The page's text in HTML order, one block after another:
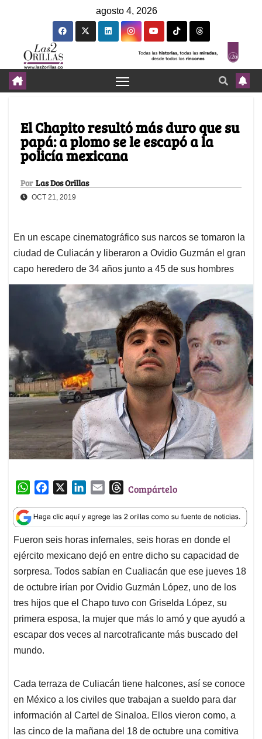
agosto 4, 2026
El Chapito resultó más duro que su
papá: a plomo se le escapó a la
policía mexicana
Por Las Dos Orillas
OCT 21, 2019
En un escape cinematográfico sus narcos se tomaron la
ciudad de Culiacán y liberaron a Ovidio Guzmán el gran
capo heredero de 34 años junto a 45 de sus hombres
W
a
t
s
A
p
p
c
e
b
o
o
k
n
k
e
d
I
n
a
i
l
T
r
e
a
d
s
Compártelo
Fueron seis horas infernales, seis horas en donde el
ejército mexicano dejó en entre dicho su capacidad de
sorpresa. Todos sabían en Cualiacán que ese jueves 18
de octubre irían por Ovidio Guzmán López, uno de los
tres hijos que el Chapo tuvo con Griselda López, su
primera esposa, la mujer que más lo amó y que ayudó a
escapar dos veces al narcotraficante más buscado del
mundo.
Cada terraza de Culiacán tiene halcones, así se conoce
en México a los civiles que trabajan a sueldo para dar
información al Cartel de Sinaloa. Ellos vieron como, a
las cinco de la mañana del 18 de octubre una comitiva